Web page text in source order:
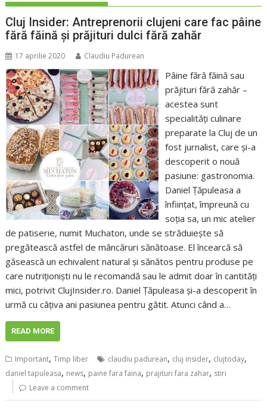
Cluj Insider: Antreprenorii clujeni care fac pâine
fără făină și prăjituri dulci fără zahăr
17 aprilie 2020 Claudiu Padurean
Pâine fără făină sau
prăjituri fără zahăr –
acestea sunt
specialități culinare
preparate la Cluj de un
fost jurnalist, care și-a
descoperit o nouă
pasiune: gastronomia.
Daniel Țăpuleasa a
înființat, împreună cu
soția sa, un mic atelier
de patiserie, numit Muchaton, unde se străduiește să
pregătească astfel de mâncăruri sănătoase. El încearcă să
găsească un echivalent natural și sănătos pentru produse pe
care nutriționiști nu le recomandă sau le admit doar în cantități
mici, potrivit ClujInsider.ro. Daniel Țăpuleasa și-a descoperit în
urmă cu câțiva ani pasiunea pentru gătit. Atunci când a…
READ MORE
Important,Timp liber claudiu padurean, cluj insider, clujtoday,
daniel tapuleasa, news, paine fara faina, prajituri fara zahar, stiri
Leave a comment